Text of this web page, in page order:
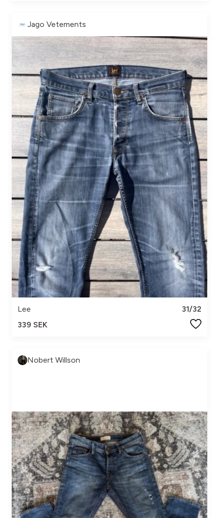
Jago Vetements
Lee
31/32
339 SEK
Nobert Willson